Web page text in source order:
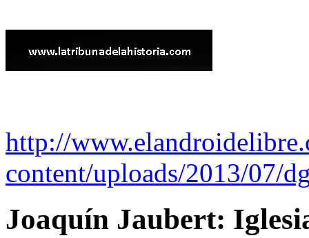
http://
content/uploads/2013/07/
Joaquín Jaubert: